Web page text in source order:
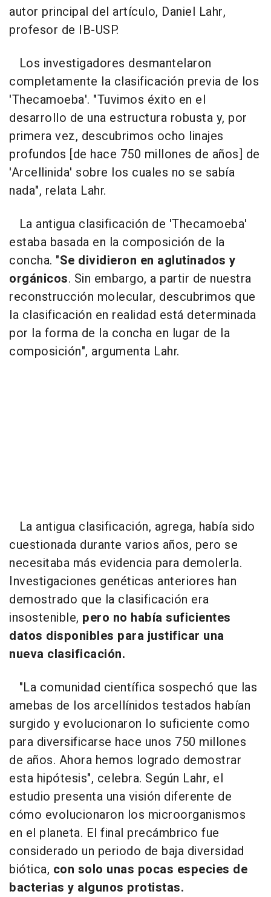
autor principal del artículo, Daniel Lahr,
profesor de IB-USP.
Los investigadores desmantelaron
completamente la clasificación previa de los
'Thecamoeba'. "Tuvimos éxito en el
desarrollo de una estructura robusta y, por
primera vez, descubrimos ocho linajes
profundos [de hace 750 millones de años] de
'Arcellinida' sobre los cuales no se sabía
nada", relata Lahr.
La antigua clasificación de 'Thecamoeba'
estaba basada en la composición de la
concha. "Se dividieron en aglutinados y
orgánicos. Sin embargo, a partir de nuestra
reconstrucción molecular, descubrimos que
la clasificación en realidad está determinada
por la forma de la concha en lugar de la
composición", argumenta Lahr.
La antigua clasificación, agrega, había sido
cuestionada durante varios años, pero se
necesitaba más evidencia para demolerla.
Investigaciones genéticas anteriores han
demostrado que la clasificación era
insostenible, pero no había suficientes
datos disponibles para justificar una
nueva clasificación.
"La comunidad científica sospechó que las
amebas de los arcellínidos testados habían
surgido y evolucionaron lo suficiente como
para diversificarse hace unos 750 millones
de años. Ahora hemos logrado demostrar
esta hipótesis", celebra. Según Lahr, el
estudio presenta una visión diferente de
cómo evolucionaron los microorganismos
en el planeta. El final precámbrico fue
considerado un periodo de baja diversidad
biótica, con solo unas pocas especies de
bacterias y algunos protistas.